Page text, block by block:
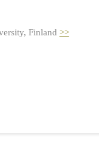
Finland >>